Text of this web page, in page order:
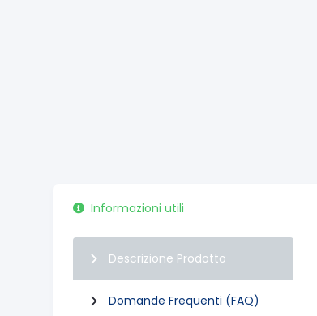
Informazioni utili
Descrizione Prodotto
Domande Frequenti (FAQ)